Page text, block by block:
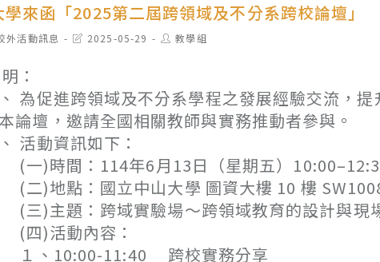
來函「2025第二屆跨領域及不分系跨校論壇」
外活動訊息
Post2025-05-29
Post教學組
：
為促進跨領域及不分系學程之發展經驗交流，
論壇，邀請全國相關教師與實務推動者參與。
活動資訊如下：
)時間：114年6月13日（星期五）
)地點：國立中山大學 圖資大樓 10 樓
)主題：跨域實驗場～跨領域教育的設計與現
)活動內容：
、10:00-11:40 跨校實務分享